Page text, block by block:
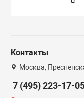
Контакты
Москва,
7 (495) 223-17-